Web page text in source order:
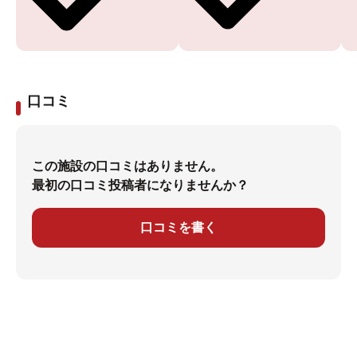
口コミ
この施設の口コミはありません。
最初の口コミ投稿者になりませんか？
口コミを書く